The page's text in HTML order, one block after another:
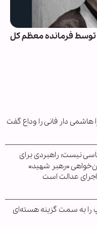
توسط فرمانده معظم کل
دار فانی را وداع گفت
نیست؛ راهبردی برای
«رهبر شهید»
عدالت است
را به سمت گزینه هسته‌ای